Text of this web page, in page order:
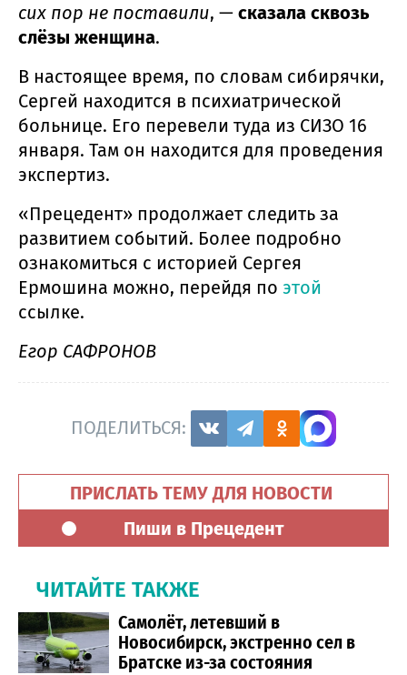
сих пор не поставили, — сказала сквозь
слёзы женщина.
В настоящее время, по словам сибирячки,
Сергей находится в психиатрической
больнице. Его перевели туда из СИЗО 16
января. Там он находится для проведения
экспертиз.
«Прецедент» продолжает следить за
развитием событий. Более подробно
ознакомиться с историей Сергея
Ермошина можно, перейдя по этой
ссылке.
Егор САФРОНОВ
ПОДЕЛИТЬСЯ:
ПРИСЛАТЬ ТЕМУ ДЛЯ НОВОСТИ
Пиши в Прецедент
ЧИТАЙТЕ ТАКЖЕ
Самолёт, летевший в
Новосибирск, экстренно сел в
Братске из-за состояния